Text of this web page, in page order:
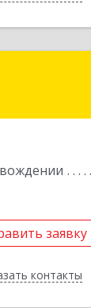
заявку
контакты
заявку
Назад